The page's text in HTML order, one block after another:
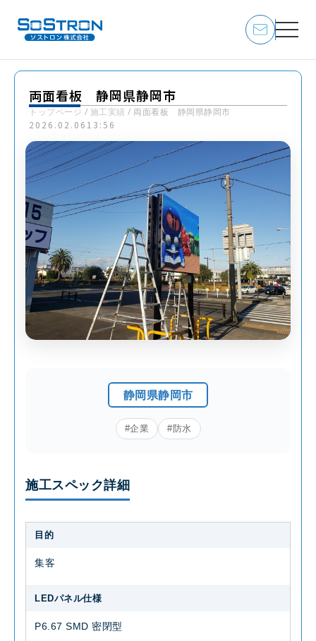
両面看板 静岡県静岡市
トップページ / 施工実績 / 両面看板 静岡県静岡市
2026.02.06 13:56
静岡県静岡市
#企業 #防水
施工スペック詳細
目的
集客
LEDパネル仕様
P6.67 SMD 密閉型